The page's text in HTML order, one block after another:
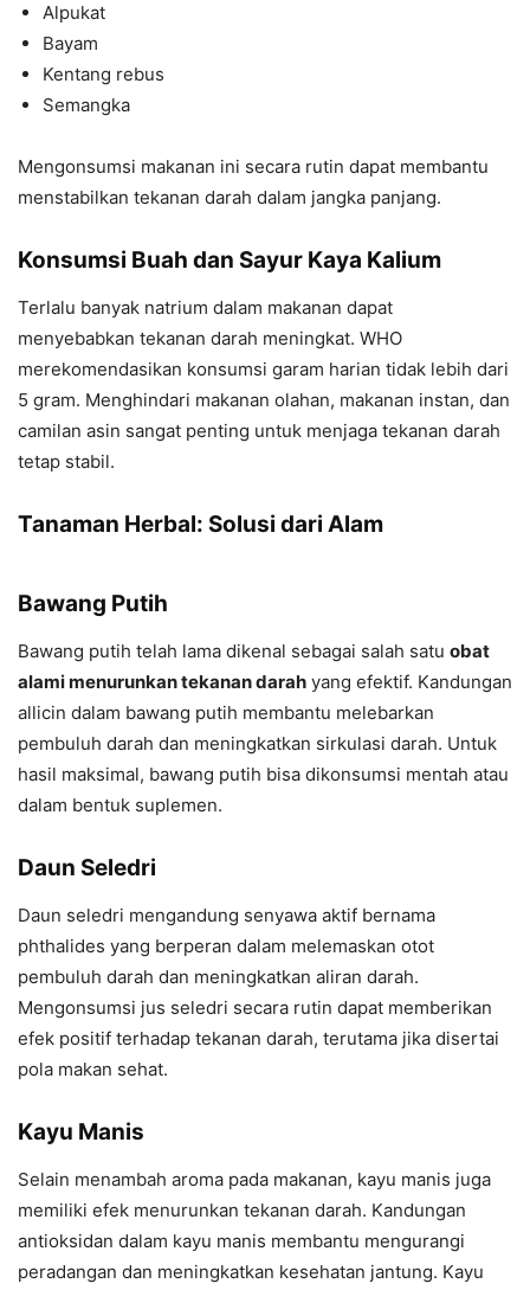
Alpukat
Bayam
Kentang rebus
Semangka
Mengonsumsi makanan ini secara rutin dapat membantu
menstabilkan tekanan darah dalam jangka panjang.
Konsumsi Buah dan Sayur Kaya Kalium
Terlalu banyak natrium dalam makanan dapat
menyebabkan tekanan darah meningkat. WHO
merekomendasikan konsumsi garam harian tidak lebih dari
5 gram. Menghindari makanan olahan, makanan instan, dan
camilan asin sangat penting untuk menjaga tekanan darah
tetap stabil.
Tanaman Herbal: Solusi dari Alam
Bawang Putih
Bawang putih telah lama dikenal sebagai salah satu obat
alami menurunkan tekanan darah yang efektif. Kandungan
allicin dalam bawang putih membantu melebarkan
pembuluh darah dan meningkatkan sirkulasi darah. Untuk
hasil maksimal, bawang putih bisa dikonsumsi mentah atau
dalam bentuk suplemen.
Daun Seledri
Daun seledri mengandung senyawa aktif bernama
phthalides yang berperan dalam melemaskan otot
pembuluh darah dan meningkatkan aliran darah.
Mengonsumsi jus seledri secara rutin dapat memberikan
efek positif terhadap tekanan darah, terutama jika disertai
pola makan sehat.
Kayu Manis
Selain menambah aroma pada makanan, kayu manis juga
memiliki efek menurunkan tekanan darah. Kandungan
antioksidan dalam kayu manis membantu mengurangi
peradangan dan meningkatkan kesehatan jantung. Kayu